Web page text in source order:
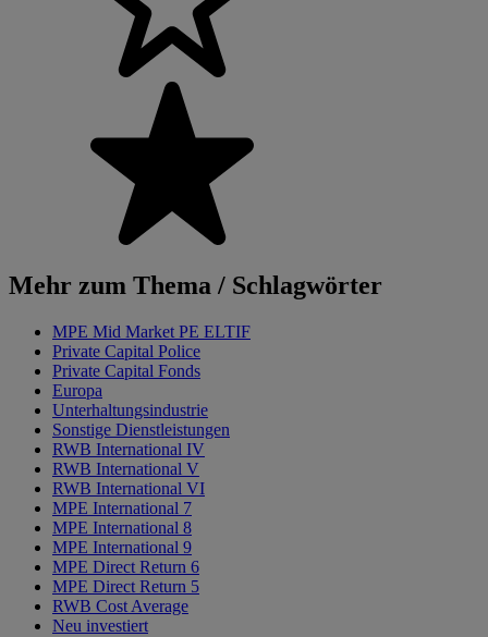
Mehr zum Thema / Schlagwörter
MPE Mid Market PE ELTIF
Private Capital Police
Private Capital Fonds
Europa
Unterhaltungsindustrie
Sonstige Dienstleistungen
RWB International IV
RWB International V
RWB International VI
MPE International 7
MPE International 8
MPE International 9
MPE Direct Return 6
MPE Direct Return 5
RWB Cost Average
Neu investiert